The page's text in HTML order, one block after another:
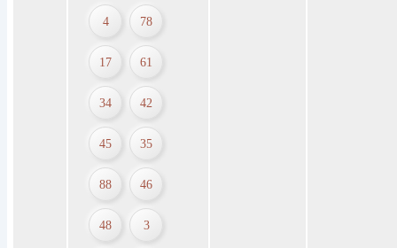
4 78
17 61
34 42
45 35
88 46
48 3